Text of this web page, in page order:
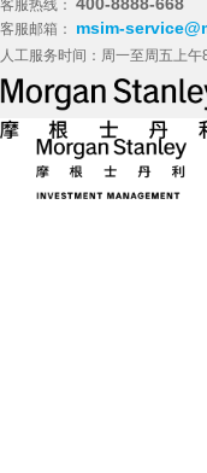
客服热线：
客服邮箱： msim-
人工服务时间：周一至周五上